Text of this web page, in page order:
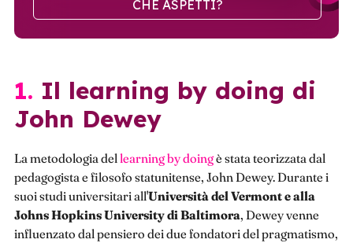
CHE ASPETTI?
1. Il learning by doing di
John Dewey
La metodologia del learning by doingè stata teorizzata dal
pedagogista e filosofo statunitense, John Dewey. Durante i
suoi studi universitari all'Università del Vermont e alla
Johns Hopkins University di Baltimora, Dewey venne
influenzato dal pensiero dei due fondatori del pragmatismo,